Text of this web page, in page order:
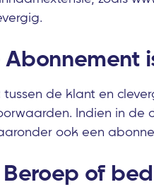
de klant en
Indien in
ook een
of